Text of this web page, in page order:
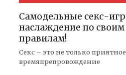
Самодельные секс-
наслаждение по своим
правилам!
Секс – это не только приятное
времяпрепровождение